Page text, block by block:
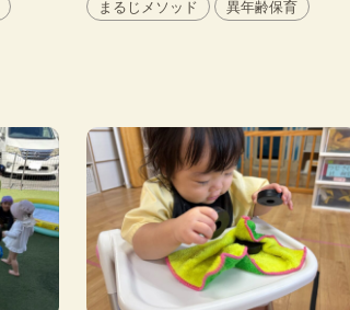
まるじメソッド
異年齢保育